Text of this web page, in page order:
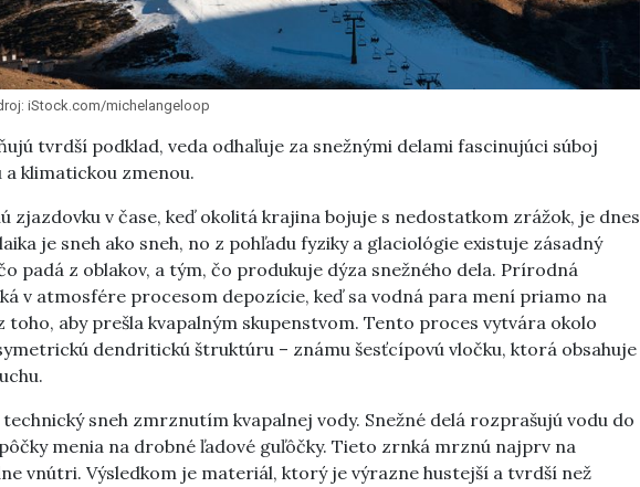
iStock.com/michelangeloop
tvrdší podklad, veda odhaľuje za snežnými delami fascinujúci súboj
klimatickou zmenou.
zjazdovku v čase, keď okolitá krajina bojuje s nedostatkom zrážok, je dnes
je sneh ako sneh, no z pohľadu fyziky a glaciológie existuje zásadný
padá z oblakov, a tým, čo produkuje dýza snežného dela. Prírodná
v atmosfére procesom depozície, keď sa vodná para mení priamo na
toho, aby prešla kvapalným skupenstvom. Tento proces vytvára okolo
dendritickú štruktúru – známu šesťcípovú vločku, ktorá obsahuje
sneh zmrznutím kvapalnej vody. Snežné delá rozprašujú vodu do
menia na drobné ľadové guľôčky. Tieto zrnká mrznú najprv na
vnútri. Výsledkom je materiál, ktorý je výrazne hustejší a tvrdší než